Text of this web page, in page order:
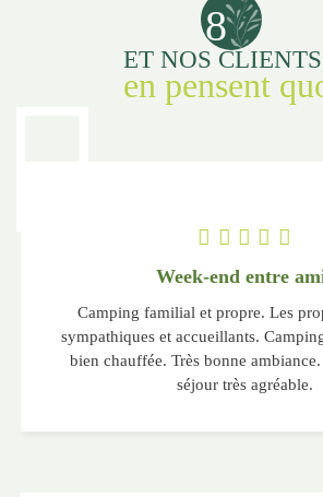
8
ET NOS
en pensent
Week-end entre
Camping familial et propre. Les
sympathiques et accueillants.
bien chauffée. Très bonne
séjour très agréable.